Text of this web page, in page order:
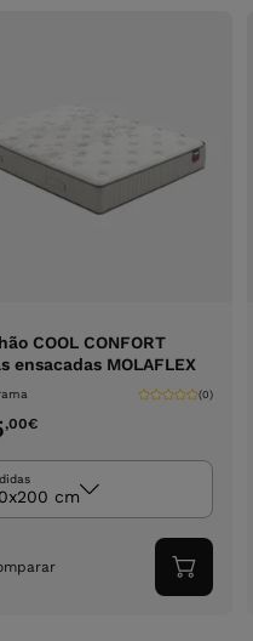
COOL CONFORT
ensacadas MOLAFLEX
(0)
,00€
cm
ao